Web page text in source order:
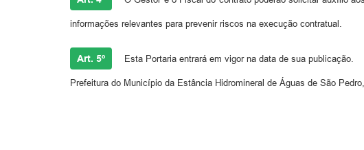
informações relevantes para prevenir riscos na execução contratual.
Art. 5º Esta Portaria entrará em vigor na data de sua publicação.
Prefeitura do Município da Estância Hidromineral de Águas de São